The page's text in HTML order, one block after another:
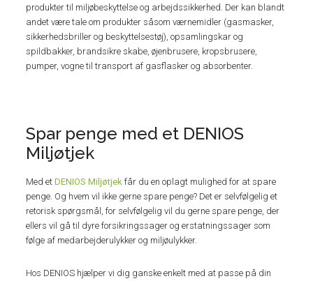
produkter til miljøbeskyttelse og arbejdssikkerhed. Der kan blandt
andet være tale om produkter såsom værnemidler (gasmasker,
sikkerhedsbriller og beskyttelsestøj), opsamlingskar og
spildbakker, brandsikre skabe, øjenbrusere, kropsbrusere,
pumper, vogne til transport af gasflasker og absorbenter.
Spar penge med et DENIOS
Miljøtjek
Med etDENIOS Miljøtjek får du en oplagt mulighed for at spare
penge. Og hvem vil ikke gerne spare penge? Det er selvfølgelig et
retorisk spørgsmål, for selvfølgelig vil du gerne spare penge, der
ellers vil gå til dyre forsikringssager og erstatningssager som
følge af medarbejderulykker og miljøulykker.
Hos DENIOS hjælper vi dig ganske enkelt med at passe på din